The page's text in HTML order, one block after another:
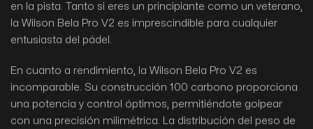
en la pista. Tanto si eres un principiante como un veterano,
la Wilson Bela Pro V2 es imprescindible para cualquier
entusiasta del pádel.
En cuanto a rendimiento, la Wilson Bela Pro V2 es
incomparable. Su construcción 100 carbono proporciona
una potencia y control óptimos, permitiéndote golpear
con una precisión milimétrica. La distribución del peso de